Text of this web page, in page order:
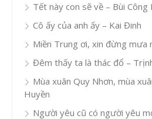
Tết này con sẽ về – Bùi Công
Cô ấy của anh ấy – Kai Đinh
Miền Trung ơi, xin đừng mưa
Đêm thấy ta là thác đổ –
Mùa xuân Quy Nhơn, mùa
Huyền
Người yêu cũ có người yêu